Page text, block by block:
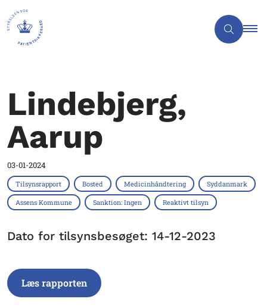
Lindebjerg,
Aarup
03-01-2024
Tilsynsrapport Bosted Medicinhåndtering Syddanmark
Assens Kommune Sanktion: Ingen Reaktivt tilsyn
Dato for tilsynsbesøget: 14-12-2023
Læs rapporten